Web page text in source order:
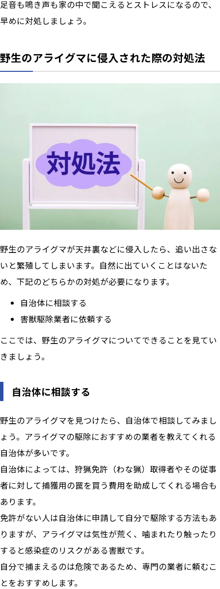
足音も鳴き声も家の中で聞こえるとストレスになるので、
早めに対処しましょう。
野生のアライグマに侵入された際の対処法
野生のアライグマが天井裏などに侵入したら、追い出さな
いと繁殖してしまいます。自然に出ていくことはないた
め、下記のどちらかの対処が必要になります。
自治体に相談する
害獣駆除業者に依頼する
ここでは、野生のアライグマについてできることを見てい
きましょう。
自治体に相談する
野生のアライグマを見つけたら、自治体で相談してみまし
ょう。アライグマの駆除におすすめの業者を教えてくれる
自治体が多いです。
自治体によっては、狩猟免許（わな猟）取得者やその従事
者に対して捕獲用の罠を買う費用を助成してくれる場合も
あります。
免許がない人は自治体に申請して自分で駆除する方法もあ
りますが、アライグマは気性が荒く、噛まれたり触ったり
すると感染症のリスクがある害獣です。
自分で捕まえるのは危険であるため、専門の業者に頼むこ
とをおすすめします。